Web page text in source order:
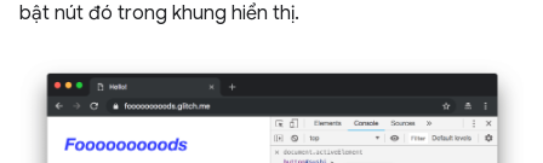
bật nút đó trong khung hiển thị.